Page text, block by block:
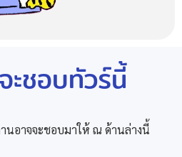
ชอบทัวร์นี้
นอาจจะชอบมาให้ ณ ด้านล่างนี้